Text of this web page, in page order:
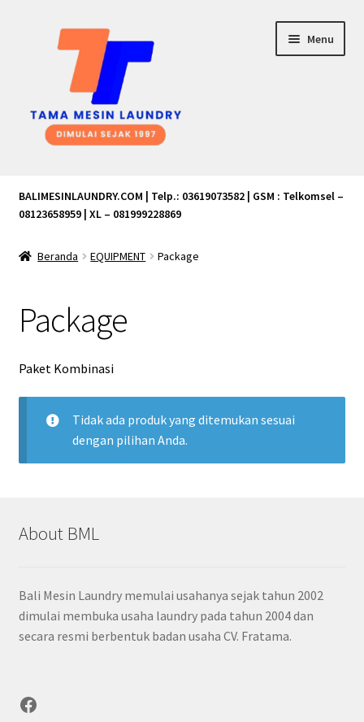
navigation
Menu
Blog
Cart
Checkout
BALIMESINLAUNDRY.COM | Telp.: 03619073582 | GSM : Telkomsel –
08123658959 | XL – 081999228869
Beranda EQUIPMENT Package
Package
Paket Kombinasi
Tidak ada produk yang ditemukan sesuai
dengan pilihan Anda.
About BML
Bali Mesin Laundry memulai usahanya sejak tahun 2002
dimulai membuka usaha laundry pada tahun 2004 dan
secara resmi berbentuk badan usaha CV. Fratama.
Facebook